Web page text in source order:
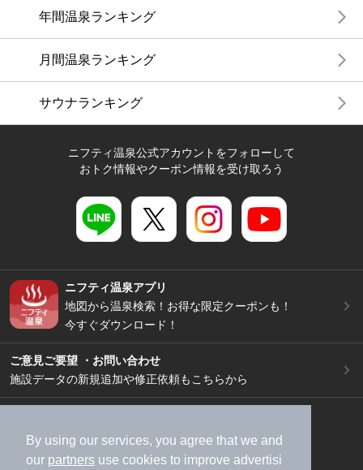
By using our services, you agree that we and
our partners use cookies to improve advertisi
年間温泉ランキング
月間温泉ランキング
サウナランキング
ニフティ温泉公式アカウントをフォローして
おトク情報やクーポン情報を受け取ろう
ニフティ温泉アプリ
地図から温泉検索！お得な限定クーポンも！
今すぐダウンロード！
ご意見ご要望 ・お問い合わせ
施設データの新規追加や修正依頼もこちらから
加盟店募集（資料請求）
広告出稿のご案内
利用規約
ライフスタイルMEMBERS+規約